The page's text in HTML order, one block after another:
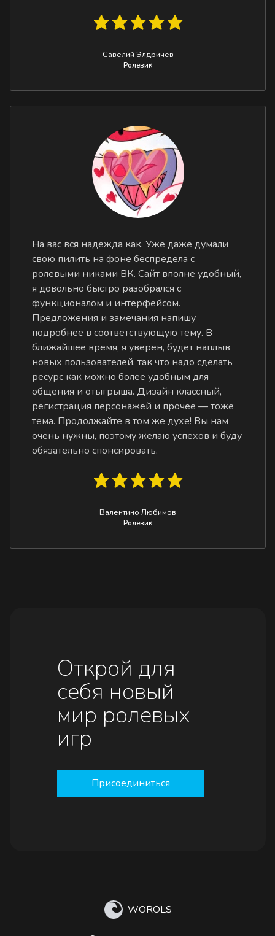
Савелий Элдричев
Ролевик
На вас вся надежда как. Уже даже думали
свою пилить на фоне беспредела с
ролевыми никами ВК. Сайт вполне удобный,
я довольно быстро разобрался с
функционалом и интерфейсом.
Предложения и замечания напишу
подробнее в соответствующую тему. В
ближайшее время, я уверен, будет наплыв
новых пользователей, так что надо сделать
ресурс как можно более удобным для
общения и отыгрыша. Дизайн классный,
регистрация персонажей и прочее — тоже
тема. Продолжайте в том же духе! Вы нам
очень нужны, поэтому желаю успехов и буду
обязательно спонсировать.
Валентино Любимов
Ролевик
Открой для
себя новый
мир ролевых
игр
Присоединиться
WOROLS